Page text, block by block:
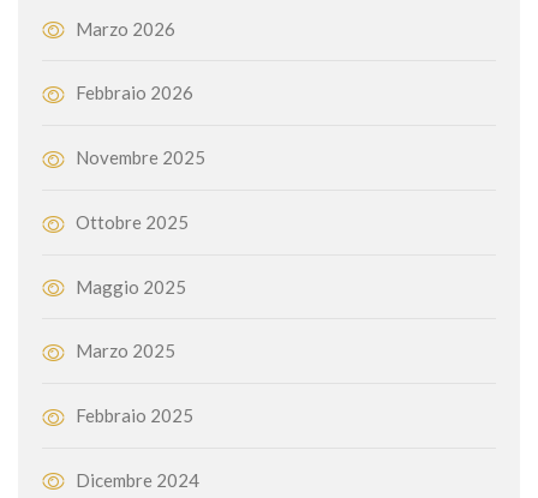
Marzo 2026
Febbraio 2026
Novembre 2025
Ottobre 2025
Maggio 2025
Marzo 2025
Febbraio 2025
Dicembre 2024